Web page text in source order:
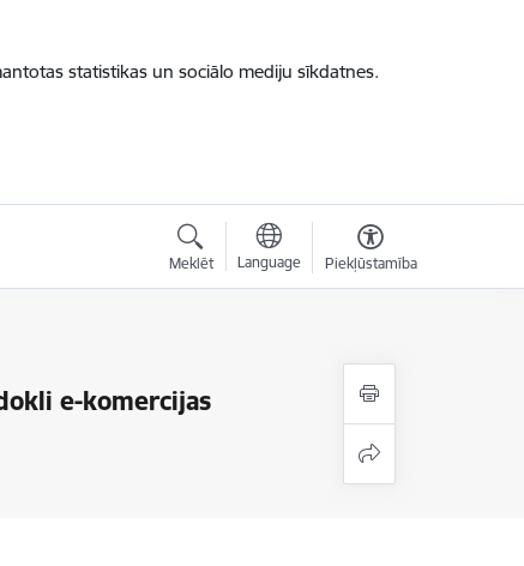
statistikas un sociālo mediju sīkdatnes.
Meklēt Language Piekļūstamība
e-komercijas